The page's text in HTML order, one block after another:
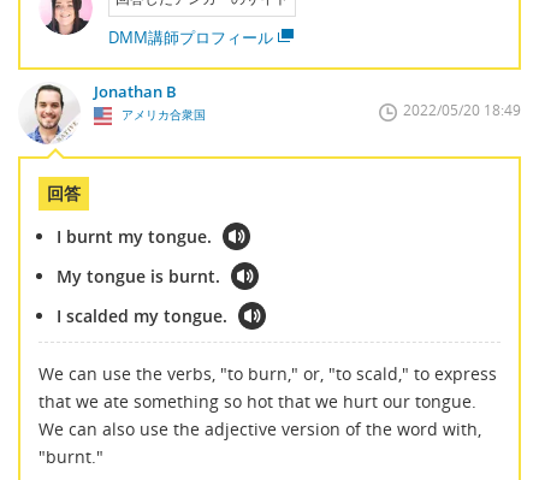
DMM講師プロフィール
Jonathan B
アメリカ合衆国 2022/05/20 18:49
回答
I burnt my tongue.
My tongue is burnt.
I scalded my tongue.
We can use the verbs, "to burn," or, "to scald," to express
that we ate something so hot that we hurt our tongue.
We can also use the adjective version of the word with,
"burnt."